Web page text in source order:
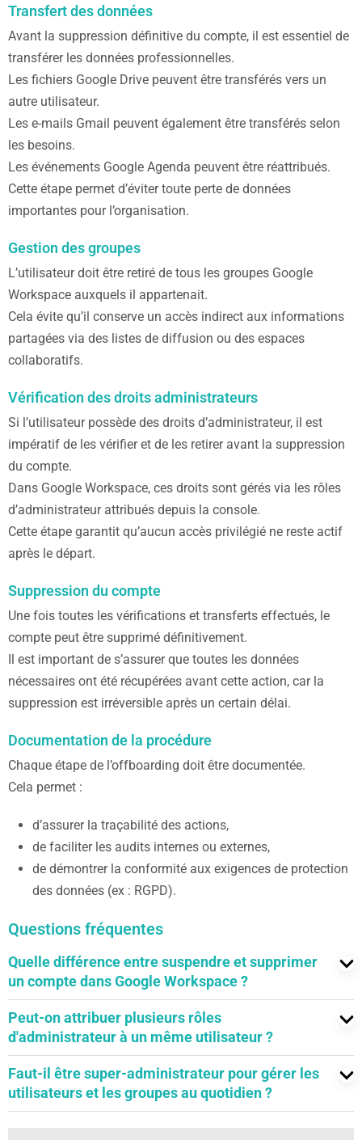
Transfert des données
Avant la suppression définitive du compte, il est essentiel de
transférer les données professionnelles.
Les fichiers Google Drive peuvent être transférés vers un
autre utilisateur.
Les e-mails Gmail peuvent également être transférés selon
les besoins.
Les événements Google Agenda peuvent être réattribués.
Cette étape permet d’éviter toute perte de données
importantes pour l’organisation.
Gestion des groupes
L’utilisateur doit être retiré de tous les groupes Google
Workspace auxquels il appartenait.
Cela évite qu’il conserve un accès indirect aux informations
partagées via des listes de diffusion ou des espaces
collaboratifs.
Vérification des droits administrateurs
Si l’utilisateur possède des droits d’administrateur, il est
impératif de les vérifier et de les retirer avant la suppression
du compte.
Dans Google Workspace, ces droits sont gérés via les rôles
d’administrateur attribués depuis la console.
Cette étape garantit qu’aucun accès privilégié ne reste actif
après le départ.
Suppression du compte
Une fois toutes les vérifications et transferts effectués, le
compte peut être supprimé définitivement.
Il est important de s’assurer que toutes les données
nécessaires ont été récupérées avant cette action, car la
suppression est irréversible après un certain délai.
Documentation de la procédure
Chaque étape de l’offboarding doit être documentée.
Cela permet :
d’assurer la traçabilité des actions,
de faciliter les audits internes ou externes,
de démontrer la conformité aux exigences de protection
des données (ex : RGPD).
Questions fréquentes
Quelle différence entre suspendre et supprimer
un compte dans Google Workspace ?
La suspension d’un compte désactive immédiatement
l’accès de l’utilisateur à tous les services Google
Workspace (Gmail, Drive, Agenda, etc.), tout en
conservant ses données dans l’organisation.
La suppression d’un compte entraîne la suppression de
Peut-on attribuer plusieurs rôles
d'administrateur à un même utilisateur ?
Oui. Plusieurs rôles prédéfinis peuvent être cumulés sur
un même compte, ce qui permet d’adapter précisément
le périmètre d’action à chaque profil sans
Faut-il être super-administrateur pour gérer les
utilisateurs et les groupes au quotidien ?